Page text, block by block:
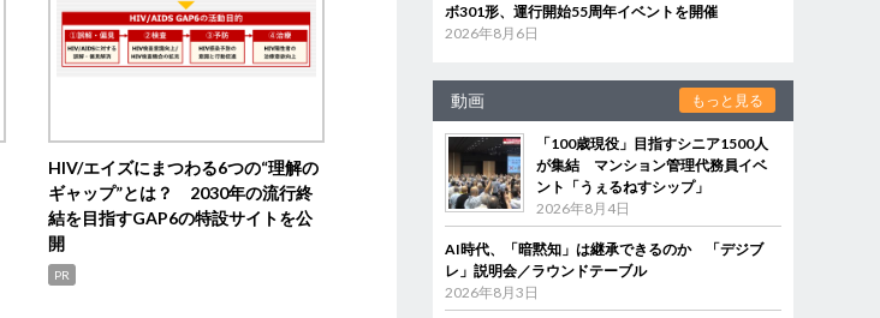
HIV/エイズにまつわる6つの“理解の
ギャップ”とは？ 2030年の流行終
結を目指すGAP6の特設サイトを公
開
PR
ボ301形、運行開始55周年イベントを開催
2026年8月6日
動画 もっと見る
「100歳現役」目指すシニア1500人
が集結 マンション管理代務員イベ
ント「うぇるねすシップ」
2026年8月4日
AI時代、「暗黙知」は継承できるのか 「デジブ
レ」説明会／ラウンドテーブル
2026年8月3日